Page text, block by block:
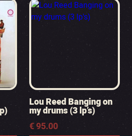
Lou Reed Banging on
my drums (3 lp’s)
€95.00